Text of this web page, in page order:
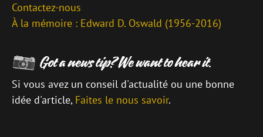
Contactez-nous
À la mémoire : Edward D. Oswald (1956-2016)
Si vous avez un conseil d'actualité ou une bonne
idée d'article, Faites le nous savoir.